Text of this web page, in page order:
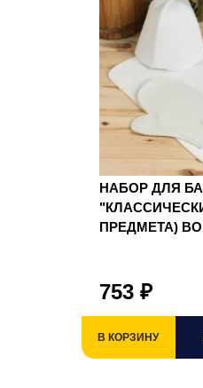
НАБОР ДЛЯ
ПРЕДМЕТА)
753 ₽
В КОРЗИНУ